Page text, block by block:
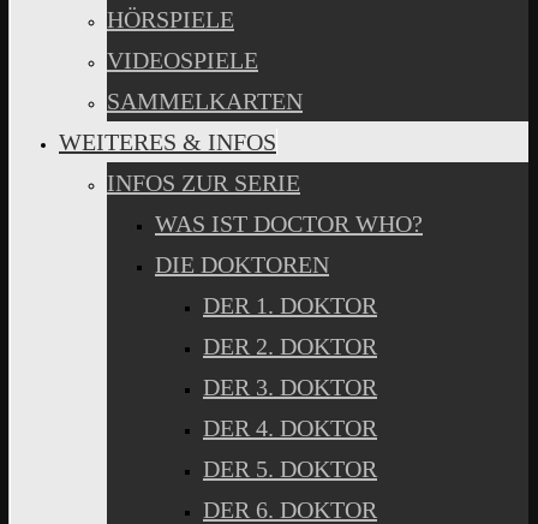
HÖRSPIELE
VIDEOSPIELE
SAMMELKARTEN
WEITERES & INFOS
INFOS ZUR SERIE
WAS IST DOCTOR WHO?
DIE DOKTOREN
DER 1. DOKTOR
DER 2. DOKTOR
DER 3. DOKTOR
DER 4. DOKTOR
DER 5. DOKTOR
DER 6. DOKTOR